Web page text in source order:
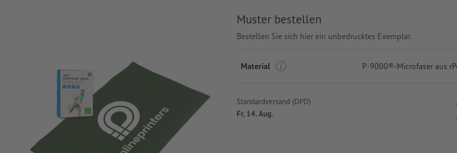
Muster bestellen
Bestellen Sie sich hier ein unbedrucktes Exemplar.
Material P-9000®-Microfaser aus
Standardversand (DPD)
Fr, 14. Aug.